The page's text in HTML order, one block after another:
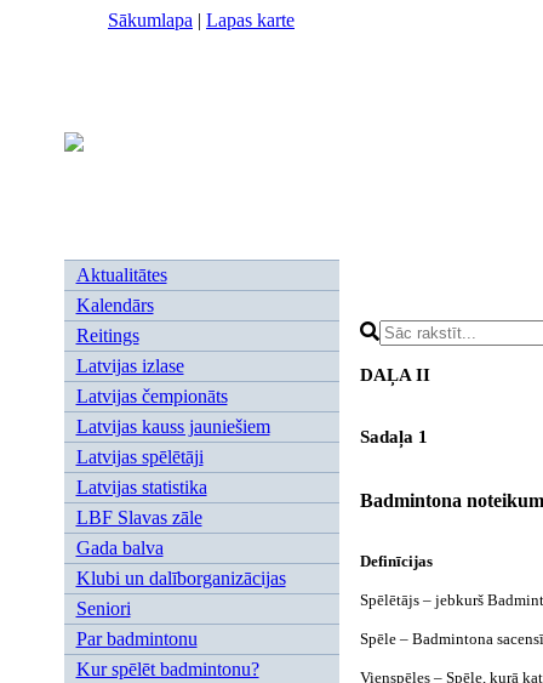
Sākumlapa | Lapas karte
Aktualitātes
Kalendārs
Reitings
Latvijas izlase
Latvijas čempionāts
Latvijas kauss jauniešiem
Latvijas spēlētāji
Latvijas statistika
LBF Slavas zāle
Gada balva
Klubi un dalīborganizācijas
Seniori
Par badmintonu
Kur spēlēt badmintonu?
DAĻA II
Sadaļa 1
Badmintona
Definīcijas
Spēlētājs – jebkurš
Spēle – Badmintona
Vienspēles – Spēle, kurā